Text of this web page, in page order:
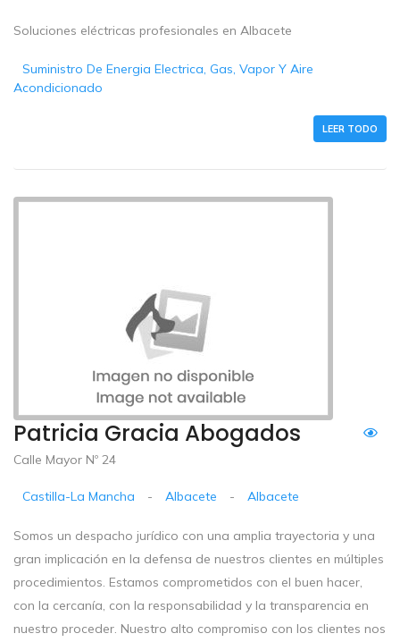
Soluciones eléctricas profesionales en Albacete
Suministro De Energia Electrica, Gas, Vapor Y Aire
Acondicionado
LEER TODO
Patricia Gracia Abogados
Calle Mayor Nº 24
Castilla-La Mancha - Albacete - Albacete
Somos un despacho jurídico con una amplia trayectoria y una
gran implicación en la defensa de nuestros clientes en múltiples
procedimientos. Estamos comprometidos con el buen hacer,
con la cercanía, con la responsabilidad y la transparencia en
nuestro proceder. Nuestro alto compromiso con los clientes nos